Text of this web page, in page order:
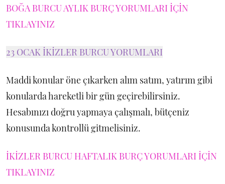
BOĞA BURCU AYLIK BURÇ YORUMLARI İÇİN
TIKLAYINIZ
23 OCAK İKİZLER BURCU YORUMLARI
Maddi konular öne çıkarken alım satım, yatırım gibi
konularda hareketli bir gün geçirebilirsiniz.
Hesabınızı doğru yapmaya çalışmalı, bütçeniz
konusunda kontrollü gitmelisiniz.
İKİZLER BURCU HAFTALIK BURÇ YORUMLARI İÇİN
TIKLAYINIZ